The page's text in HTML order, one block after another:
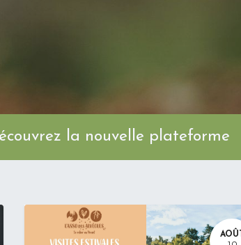
la nouvelle plateforme
AOÛT